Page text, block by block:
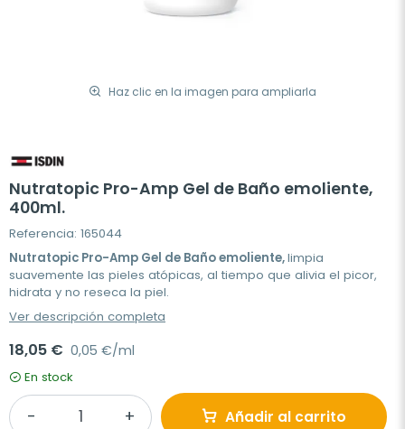
Haz clic en la imagen para ampliarla
Nutratopic Pro-Amp Gel de Baño emoliente,
400ml.
Referencia: 165044
Nutratopic Pro-Amp Gel de Baño emoliente,limpia
suavemente las pieles atópicas, al tiempo que alivia el picor,
hidrata y no reseca la piel.
Ver descripción completa
18,05 € 0,05 €/ml
En stock
Añadir al carrito